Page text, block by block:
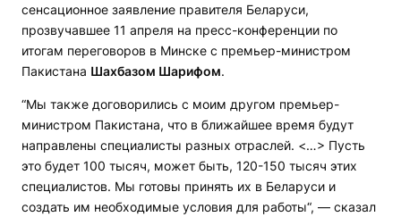
сенсационное заявление правителя Беларуси,
прозвучавшее 11 апреля на пресс-конференции по
итогам переговоров в Минске с премьер-министром
Пакистана Шахбазом Шарифом.
“Мы также договорились с моим другом премьер-
министром Пакистана, что в ближайшее время будут
направлены специалисты разных отраслей. <…> Пусть
это будет 100 тысяч, может быть, 120-150 тысяч этих
специалистов. Мы готовы принять их в Беларуси и
создать им необходимые условия для работы“, — сказал